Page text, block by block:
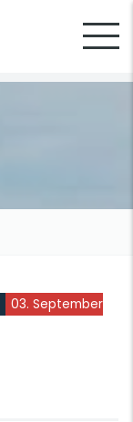
03. September